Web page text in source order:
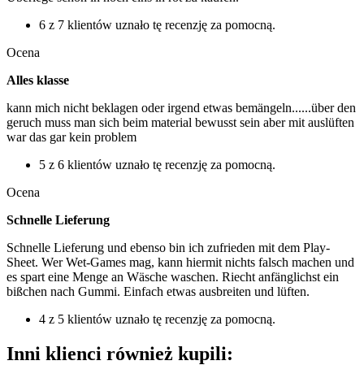
6 z 7 klientów uznało tę recenzję za pomocną.
Ocena
Alles klasse
kann mich nicht beklagen oder irgend etwas bemängeln......über den
geruch muss man sich beim material bewusst sein aber mit auslüften
war das gar kein problem
5 z 6 klientów uznało tę recenzję za pomocną.
Ocena
Schnelle Lieferung
Schnelle Lieferung und ebenso bin ich zufrieden mit dem Play-
Sheet. Wer Wet-Games mag, kann hiermit nichts falsch machen und
es spart eine Menge an Wäsche waschen. Riecht anfänglichst ein
bißchen nach Gummi. Einfach etwas ausbreiten und lüften.
4 z 5 klientów uznało tę recenzję za pomocną.
Inni klienci również kupili: